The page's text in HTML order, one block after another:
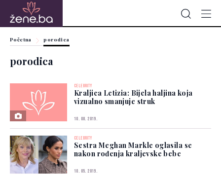
Početna porodica
porodica
CELEBRITY
Kraljica Letizia: Bijela haljina koja
vizualno smanjuje struk
10. 08. 2019.
CELEBRITY
Sestra Meghan Markle oglasila se
nakon rođenja kraljevske bebe
10. 05. 2019.